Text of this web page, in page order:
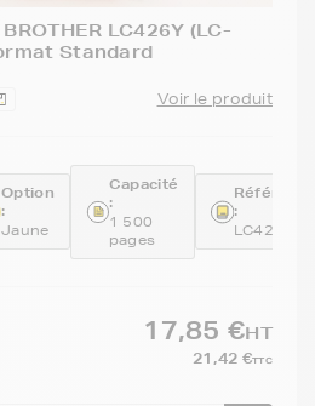
LC426Y (LC-
Standard
Voir le produit
Option
:
Jaune
Capacité
:
1 500
pages
:
LC426Y
17,85 €HT
21,42 €TTC